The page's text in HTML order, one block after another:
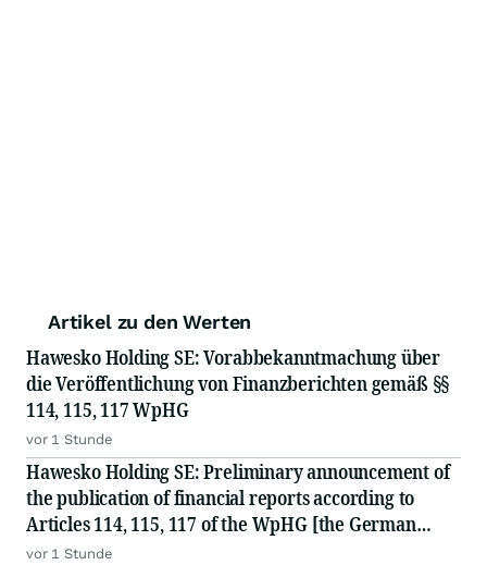
Artikel zu den Werten
Hawesko Holding SE: Vorabbekanntmachung über
die Veröffentlichung von Finanzberichten gemäß §§
114, 115, 117 WpHG
vor 1 Stunde
Hawesko Holding SE: Preliminary announcement of
the publication of financial reports according to
Articles 114, 115, 117 of the WpHG [the German
Securities Act]
vor 1 Stunde